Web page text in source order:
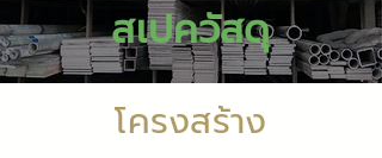
สเปควัสดุ
โครงสร้าง